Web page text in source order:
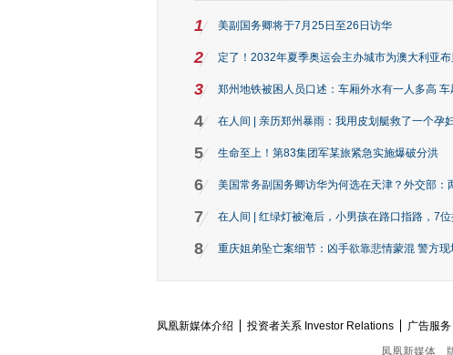
1 美副国务卿将于7月25日至26日访华
2 定了！2032年夏季奥运会主办城市为澳大利亚
3 郑州地铁被困人员口述：车厢外水有一人多高
4 在人间 | 亲历郑州暴雨：我用皮划艇救了一个孕
5 生命至上！第83集团军某旅紧急实施爆破分洪
6 美国常务副国务卿访华为何选在天津？外交部：
7 在人间 | 红绿灯被淹后，小男孩在路口指路，7
8 重庆姐弟坠亡案细节：凶手欲靠悲情蒙混 警方现
凤凰新媒体介绍 投资者关系 Investor Relations 广告服务
凤凰新媒体